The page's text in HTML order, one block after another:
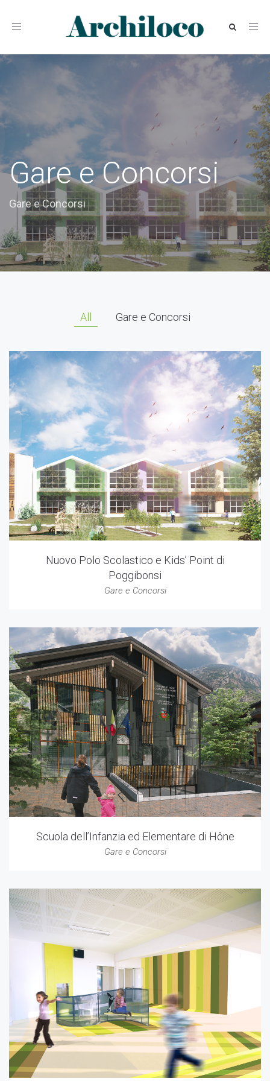
Toggle
Gare e Concorsi
Gare e Concorsi
All Gare e Concorsi
Nuovo Polo Scolastico e Kids’ Point di
Poggibonsi
Gare e Concorsi
Scuola dell’Infanzia ed Elementare di Hône
Gare e Concorsi